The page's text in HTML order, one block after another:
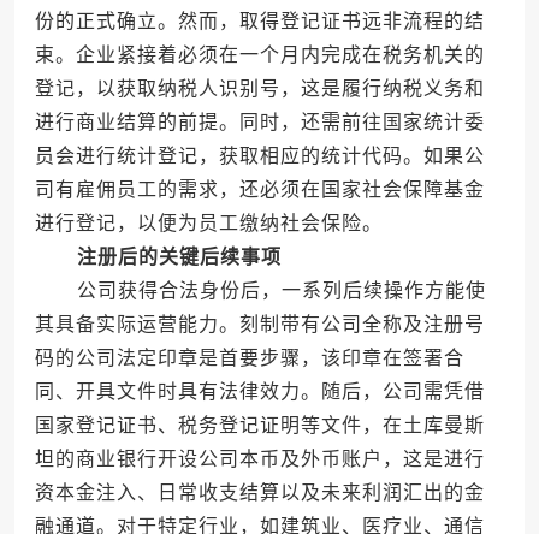
份的正式确立。然而，取得登记证书远非流程的结
束。企业紧接着必须在一个月内完成在税务机关的
登记，以获取纳税人识别号，这是履行纳税义务和
进行商业结算的前提。同时，还需前往国家统计委
员会进行统计登记，获取相应的统计代码。如果公
司有雇佣员工的需求，还必须在国家社会保障基金
进行登记，以便为员工缴纳社会保险。
注册后的关键后续事项
公司获得合法身份后，一系列后续操作方能使
其具备实际运营能力。刻制带有公司全称及注册号
码的公司法定印章是首要步骤，该印章在签署合
同、开具文件时具有法律效力。随后，公司需凭借
国家登记证书、税务登记证明等文件，在土库曼斯
坦的商业银行开设公司本币及外币账户，这是进行
资本金注入、日常收支结算以及未来利润汇出的金
融通道。对于特定行业，如建筑业、医疗业、通信